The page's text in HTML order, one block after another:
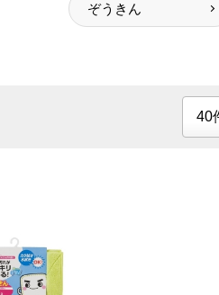
ぞうきん